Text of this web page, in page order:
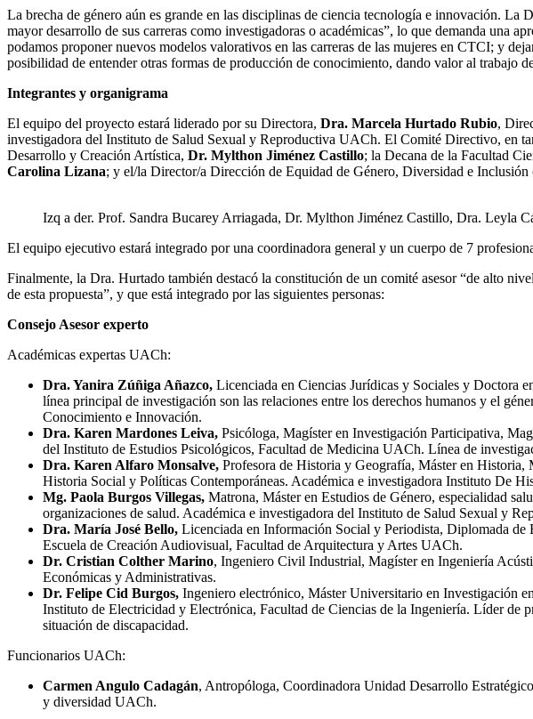
La brecha de género aún es grande en las disciplinas de ciencia tecnología e innovación.
mayor desarrollo de sus carreras como investigadoras o académicas”, lo que demanda una
podamos proponer nuevos modelos valorativos en las carreras de las mujeres en CTCI; y
posibilidad de entender otras formas de producción de conocimiento, dando valor al trabajo
Integrantes y organigrama
El equipo del proyecto estará liderado por su Directora​, Dra. Marcela Hurtado Rubio,
investigadora del Instituto de Salud Sexual y Reproductiva UACh. El Comité Directivo, en
Desarrollo y Creación Artística​, Dr. Mylthon Jiménez Castillo; la Decana de la Facultad
Carolina Lizana; y el/la Director/a Dirección de Equidad de Género, Diversidad e
Izq a der. Prof. Sandra Bucarey Arriagada, Dr. Mylthon Jiménez Castillo, Dra. Leyla
El equipo ejecutivo estará integrado por una coordinadora general y un cuerpo de 7
Finalmente, la Dra. Hurtado también destacó la constitución de un comité asesor “de alto
de esta propuesta”, y que está integrado por las siguientes personas:
Consejo Asesor experto
Académicas expertas UACh:
Dra. Yanira Zúñiga Añazco, Licenciada en Ciencias Jurídicas y Sociales y Doctora
línea principal de investigación son las relaciones entre los derechos humanos y el
Conocimiento e Innovación.
Dra. Karen Mardones Leiva, Psicóloga, Magíster en Investigación Participativa,
del Instituto de Estudios Psicológicos, Facultad de Medicina UACh. Línea de
Dra. Karen Alfaro Monsalve, Profesora de Historia y Geografía, Máster en Historia,
Historia Social y Políticas Contemporáneas. Académica e investigadora Instituto De
Mg. Paola Burgos Villegas, Matrona, Máster en Estudios de Género, especialidad
organizaciones de salud. Académica e investigadora del Instituto de Salud Sexual y
Dra. María José Bello, Licenciada en Información Social y Periodista, Diplomada
Escuela de Creación Audiovisual, Facultad de Arquitectura y Artes UACh.
Dr. Cristian Colther Marino, Ingeniero Civil Industrial, Magíster en Ingeniería
Económicas y Administrativas.
Dr. Felipe Cid Burgos, Ingeniero electrónico, Máster Universitario en Investigación
Instituto de Electricidad y Electrónica, Facultad de Ciencias de la Ingeniería. Líder de
situación de discapacidad.
Funcionarios UACh:
Carmen Angulo Cadagán, Antropóloga, Coordinadora Unidad Desarrollo
y diversidad UACh.